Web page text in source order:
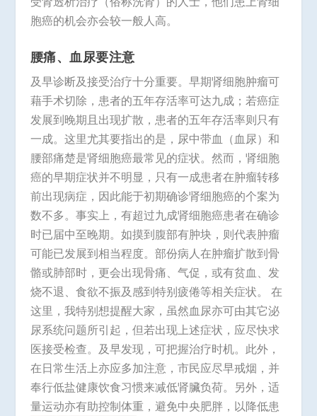
胞癌的机会亦会较一般人高。
腰痛、血尿要注意
及早诊断及接受治疗十分重要。早期肾细胞肿瘤可
藉手术切除，患者的五年存活率可达九成；若癌症
发展到晚期且出现扩散，患者的五年存活率则只有
一成。这里尤其要指出的是，尿中带血（血尿）和
腰部痛楚是肾细胞癌最常见的症状。然而，肾细胞
癌的早期症状并不明显，只有一成患者在肿瘤转移
前出现病症，因此能于初期确诊肾细胞癌的个案为
数不多。事实上，有超过九成肾细胞癌患者在确诊
时已届中至晚期。如摸到腹部有肿块，则代表肿瘤
可能已发展到相当程度。部份病人在肿瘤扩散到骨
骼或肺部时，更会出现骨痛、气促，或有贫血、发
烧不退、食欲不振及感到特别疲倦等相关症状。 在
这里，我特别想提醒大家，虽然血尿亦可由其它泌
尿系统问题所引起，但若出现上述症状，应尽快求
医接受检查。及早发现，可把握治疗时机。此外，
在日常生活上亦应多加注意，市民应尽早戒烟，并
奉行低盐健康饮食习惯来减低肾臟负荷。另外，适
量运动亦有助控制体重，避免中央肥胖，以降低患